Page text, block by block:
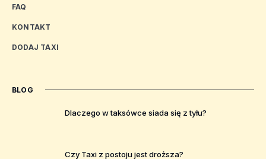
FAQ
KONTAKT
DODAJ TAXI
BLOG
Dlaczego w taksówce siada się z tyłu?
Czy Taxi z postoju jest droższa?